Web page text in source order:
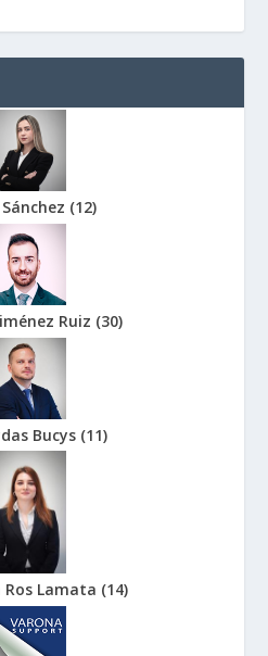
(12)
Ruiz (30)
Bucys (11)
Lamata (14)